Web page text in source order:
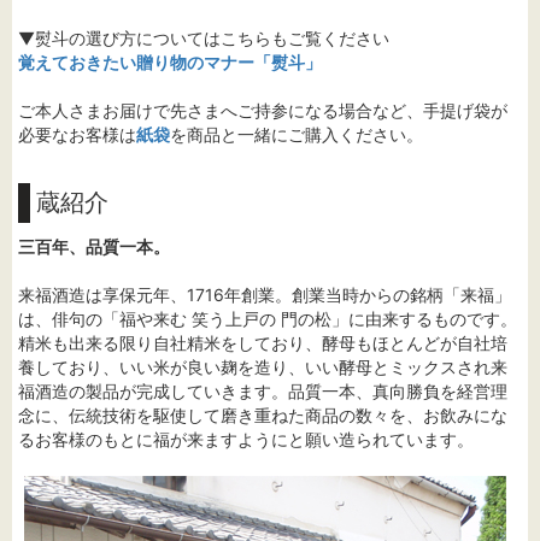
▼熨斗の選び方についてはこちらもご覧ください
覚えておきたい贈り物のマナー「熨斗」
ご本人さまお届けで先さまへご持参になる場合など、手提げ袋が
必要なお客様は紙袋を商品と一緒にご購入ください。
蔵紹介
三百年、品質一本。
来福酒造は享保元年、1716年創業。創業当時からの銘柄「来福」
は、俳句の「福や来む 笑う上戸の 門の松」に由来するものです。
精米も出来る限り自社精米をしており、酵母もほとんどが自社培
養しており、いい米が良い麹を造り、いい酵母とミックスされ来
福酒造の製品が完成していきます。品質一本、真向勝負を経営理
念に、伝統技術を駆使して磨き重ねた商品の数々を、お飲みにな
るお客様のもとに福が来ますようにと願い造られています。